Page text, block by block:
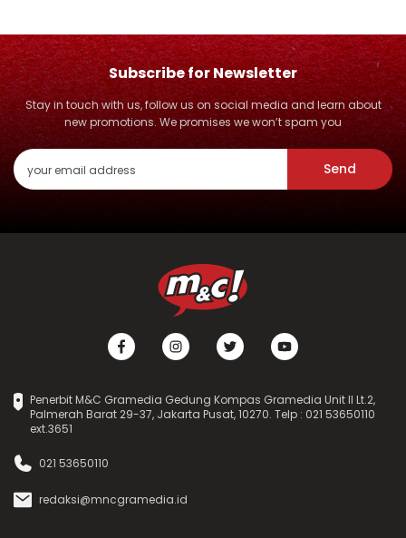
Subscribe for Newsletter
Stay in touch with us, follow us on social media and learn about
new promotions. We promises we won’t spam you
Send
Penerbit M&C Gramedia Gedung Kompas Gramedia Unit II Lt.2,
Palmerah Barat 29-37, Jakarta Pusat, 10270. Telp : 021 53650110
ext.3651
021 53650110
redaksi@mncgramedia.id